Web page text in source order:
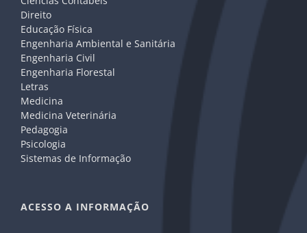
Direito
Educação Física
Engenharia Ambiental e Sanitária
Engenharia Civil
Engenharia Florestal
Letras
Medicina
Medicina Veterinária
Pedagogia
Psicologia
Sistemas de Informação
ACESSO A INFORMAÇÃO